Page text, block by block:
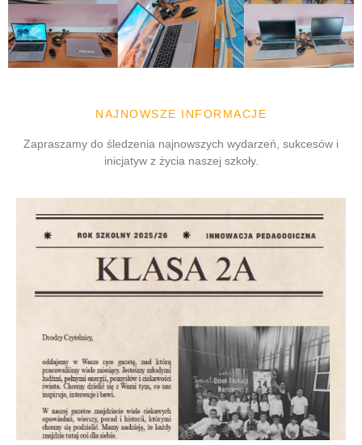
NAJNOWSZE INFORMACJE
Zapraszamy do śledzenia najnowszych wydarzeń, sukcesów i
inicjatyw z życia naszej szkoły.